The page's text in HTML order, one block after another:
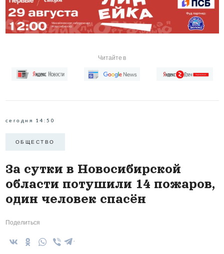
Читайте в
сегодня 14:50
ОБЩЕСТВО
За сутки в Новосибирской
области потушили 14 пожаров,
один человек спасён
Поделиться